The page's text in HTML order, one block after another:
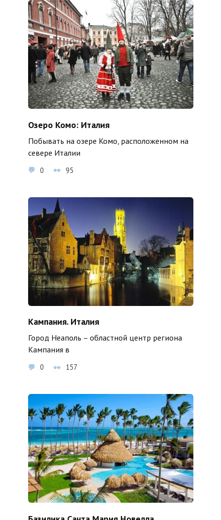
Озеро Комо: Италия
Побывать на озере Комо, расположенном на
севере Италии
0 95
Кампания. Италия
Город Неаполь – областной центр региона
Кампания в
0 157